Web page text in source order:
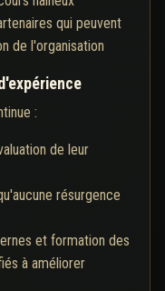
qui peuvent
de l'organisation
:
de leur
résurgence
et formation des
à améliorer